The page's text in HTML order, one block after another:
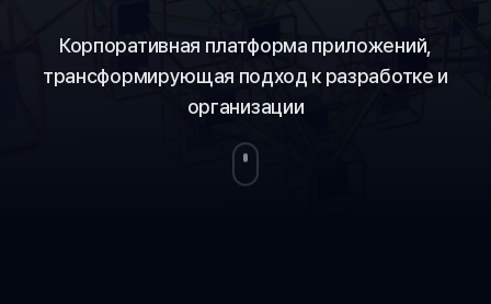
Корпоративная платформа приложений,
трансформирующая подход к разработке и
организации